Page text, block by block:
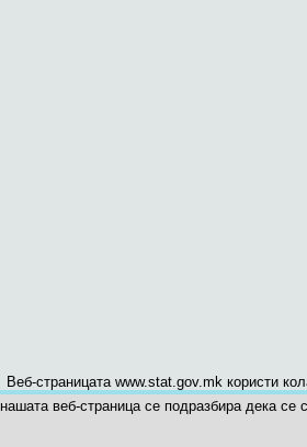
Веб-страницата www.stat.gov.mk користи
нашата веб-страница се подразбира дека се